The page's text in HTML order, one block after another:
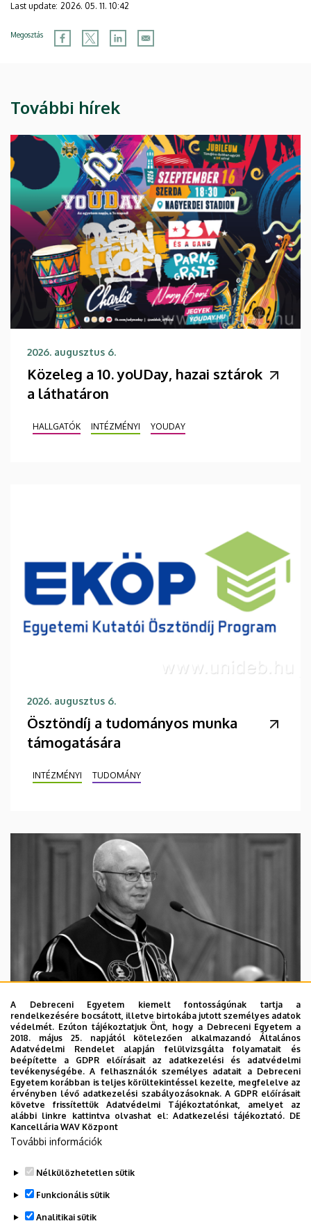
Last update: 2026. 05. 11. 10:42
Megosztás
További hírek
2026. augusztus 6.
Közeleg a 10. yoUDay, hazai sztárok
a láthatáron
HALLGATÓK INTÉZMÉNYI YOUDAY
2026. augusztus 6.
Ösztöndíj a tudományos munka
támogatására
INTÉZMÉNYI TUDOMÁNY
2026. augusztus 5.
Díszdoktorát gyászolja a Debreceni
Egyetem
INTÉZMÉNYI TTK TUDOMÁNY
A Debreceni Egyetem kiemelt fontosságúnak tartja a
rendelkezésére bocsátott, illetve birtokába jutott személyes adatok
védelmét. Ezúton tájékoztatjuk Önt, hogy a Debreceni Egyetem a
2018. május 25. napjától kötelezően alkalmazandó Általános
Adatvédelmi Rendelet alapján felülvizsgálta folyamatait és
beépítette a GDPR előírásait az adatkezelési és adatvédelmi
tevékenységébe. A felhasználók személyes adatait a Debreceni
Egyetem korábban is teljes körültekintéssel kezelte, megfelelve az
érvényben lévő adatkezelési szabályozásoknak. A GDPR előírásait
követve frissítettük Adatvédelmi Tájékoztatónkat, amelyet az
alábbi linkre kattintva olvashat el:Adatkezelési tájékoztató. DE
Kancellária WAV Központ
További információk
Nélkülözhetetlen sütik
Funkcionális sütik
Analitikai sütik